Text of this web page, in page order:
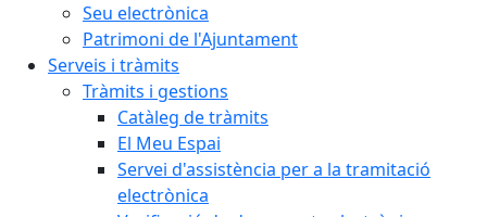
Seu electrònica
Patrimoni de l'Ajuntament
Serveis i tràmits
Tràmits i gestions
Catàleg de tràmits
El Meu Espai
Servei d'assistència per a la tramitació
electrònica